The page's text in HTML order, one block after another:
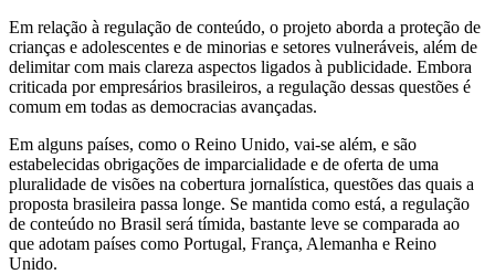
Em relação à regulação de conteúdo, o projeto aborda a proteção de
crianças e adolescentes e de minorias e setores vulneráveis, além de
delimitar com mais clareza aspectos ligados à publicidade. Embora
criticada por empresários brasileiros, a regulação dessas questões é
comum em todas as democracias avançadas.
Em alguns países, como o Reino Unido, vai-se além, e são
estabelecidas obrigações de imparcialidade e de oferta de uma
pluralidade de visões na cobertura jornalística, questões das quais a
proposta brasileira passa longe. Se mantida como está, a regulação
de conteúdo no Brasil será tímida, bastante leve se comparada ao
que adotam países como Portugal, França, Alemanha e Reino
Unido.